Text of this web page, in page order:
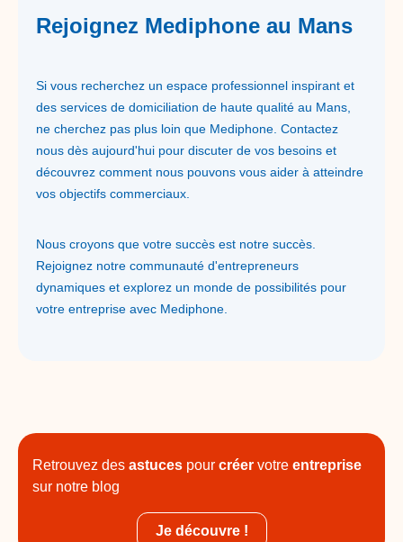
Rejoignez Mediphone au Mans
Si vous recherchez un espace professionnel inspirant et
des services de domiciliation de haute qualité au Mans,
ne cherchez pas plus loin que Mediphone. Contactez
nous dès aujourd'hui pour discuter de vos besoins et
découvrez comment nous pouvons vous aider à atteindre
vos objectifs commerciaux.
Nous croyons que votre succès est notre succès.
Rejoignez notre communauté d'entrepreneurs
dynamiques et explorez un monde de possibilités pour
votre entreprise avec Mediphone.
Retrouvez des astuces pour créer votre entreprise
sur notre blog
Je découvre !